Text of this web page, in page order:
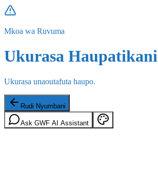
Mkoa wa Ruvuma
Ukurasa Haupatikani
Ukurasa unaoutafuta haupo.
Rudi Nyumbani
Ask GWF AI Assistant